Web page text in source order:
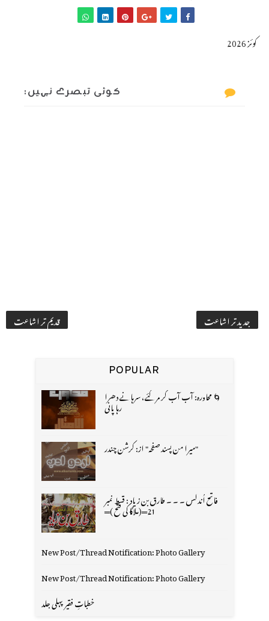
کوئز 2026
کوئی تبصرے نہیں:
جدید تر اشاعت قدیم تر اشاعت
POPULAR
🌀 محاورہ: آب آب کر مر گئے، سرہانے دھرا
رہا پانی
"میرا من پسند صفحہ" از: کرشن چندر
فاتح اُندلس ۔ ۔ ۔ طارق بن زیاد : قسط نمبر
21═(ملاگا کی فتح )═
New Post/Thread Notification: Photo Gallery
New Post/Thread Notification: Photo Gallery
خطباتِ فقیر پہلی جلد